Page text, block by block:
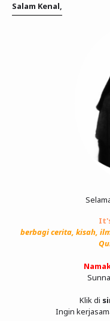
Salam Kenal,
berbagi cerita, kisah,
Klik di
Ingin